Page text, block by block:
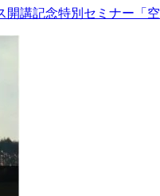
講記念特別セミナー「